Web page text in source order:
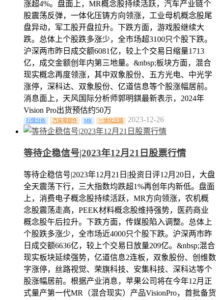
涨超4%。盘面上，MR概念股持续活跃，汽车产业链个
股震荡反弹，一体化压铸方向领涨，工业母机概念股尾
盘异动，军工股开盘拉升。下跌方面，游戏股继续大
跌。总体上个股跌多涨少，全市场超3100只个股下跌。
沪深两市昨日成交额6081亿，较上个交易日缩量1713
亿，成交金额创年内第三地量。&nbsp;板块方面，混合
现实概念再度领涨，其中双象股份、五方光电、中光学
涨停，深科达、双象股份、亿道信息等个股涨幅居前。
消息面上，天风国际分析师郭明錤最新表示，2024年
Vision Pro出货预估约50万
行情分析 汽车零部件 MR 一体化压铸 2023-12-26
等待企稳信号|2023年12月21日股票行情
等待企稳信号|2023年12月21日|投资日评12月20日，大盘
全天震荡下行，三大指数均跌超1%再创年内新低。盘面
上，消费电子概念股持续活跃，MR方向领涨，农机概
念股震荡走高，PEEK材料概念股维持强势，医药商业
概念股午后拉升。下跌方面，传媒股陷入调整。总体上
个股跌多涨少，全市场近4000只个股下跌。沪深两市昨
日成交额6636亿，较上个交易日放量209亿。&nbsp;混合
现实板块延续强势，亿道信息2连板，双象股份、创维数
字涨停，丝路视觉、荣旗科技、安集科技、深科达等个
股涨幅居前。根据产业消息，苹果公司将在今年12月正
式量产第一代MR（混合现实）产品VisionPro，首批备货